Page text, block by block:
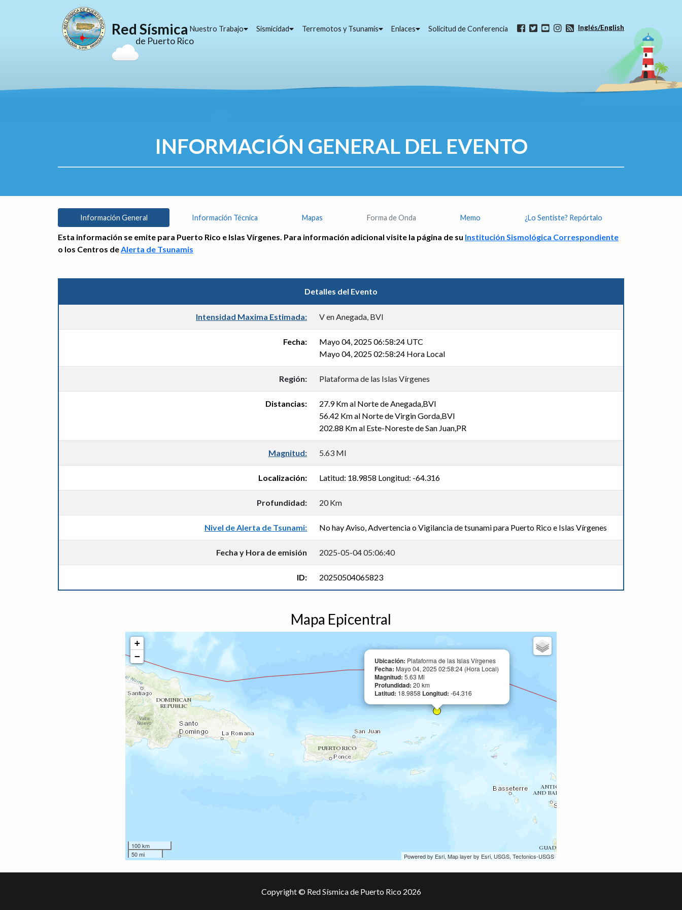
Red Sísmica
de Puerto Rico
Nuestro Trabajo Sismicidad Terremotos y Tsunamis Enlaces Solicitud de Conferencia Inglés/English
INFORMACIÓN GENERAL DEL EVENTO
Información General Información Técnica Mapas Forma de Onda Memo ¿Lo Sentiste? Repórtalo
Esta información se emite para Puerto Rico e Islas Vírgenes. Para información adicional visite la página de su Institución Sismológica Correspondiente
o los Centros deAlerta de Tsunamis
Detalles del Evento
Intensidad Maxima Estimada: V en Anegada, BVI
Fecha:
Mayo 04, 2025 06:58:24 UTC
Mayo 04, 2025 02:58:24 Hora Local
Región: Plataforma de las Islas Vírgenes
Distancias:
27.9 Km al Norte de Anegada,BVI
56.42 Km al Norte de Virgin Gorda,BVI
202.88 Km al Este-Noreste de San Juan,PR
Magnitud: 5.63 Ml
Localización: Latitud: 18.9858 Longitud: -64.316
Profundidad: 20 Km
Nivel de Alerta de Tsunami: No hay Aviso, Advertencia o Vigilancia de tsunami para Puerto Rico e Islas Vírgenes
Fecha y Hora de emisión 2025-05-04 05:06:40
ID: 20250504065823
Mapa Epicentral
Ubicación: Plataforma de las Islas Vírgenes
Fecha: Mayo 04, 2025 02:58:24 (Hora Local)
Magnitud: 5.63 Ml
Profundidad: 20 km
Latitud: 18.9858 Longitud: -64.316
+
−
100 km
50 mi
Powered by Esri, Map layer by Esri, USGS, Tectonics-USGS
Copyright © Red Sísmica de Puerto Rico 2026